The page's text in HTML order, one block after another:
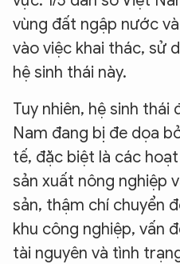
vùng đất ngập nước
vào việc khai thác, sử
hệ sinh thái này.
Tuy nhiên, hệ sinh
Nam đang bị đe dọa
tế, đặc biệt là các
sản xuất nông nghiệp
sản, thậm chí chuyển
khu công nghiệp, vấn
tài nguyên và tình